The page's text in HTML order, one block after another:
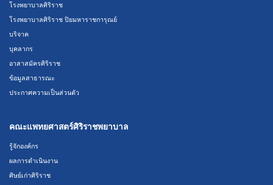
โรงพยาบาลศิริราช
โรงพยาบาลศิริราช ปิยมหาราชการุณย์
บริจาค
บุคลากร
อาสาสมัครศิริราช
ข้อมูลสาธารณะ
ประกาศความเป็นส่วนตัว
คณะแพทยศาสตร์ศิริราชพยาบาล
รู้จักองค์กร
ผลการดำเนินงาน
ศิษย์เก่าศิริราช